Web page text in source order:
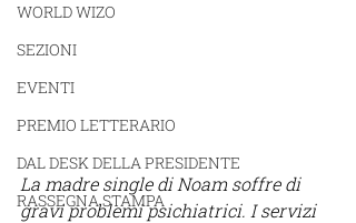
WORLD WIZO
SEZIONI
EVENTI
PREMIO LETTERARIO
DAL DESK DELLA PRESIDENTE
RASSEGNA STAMPA
La madre single di Noam soffre di
gravi problemi psichiatrici. I servizi